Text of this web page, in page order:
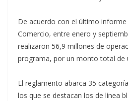
De acuerdo con el último informe
Comercio, entre enero y
realizaron 56,9 millones de
programa, por un monto total de
El reglamento abarca 35
los que se destacan los de línea